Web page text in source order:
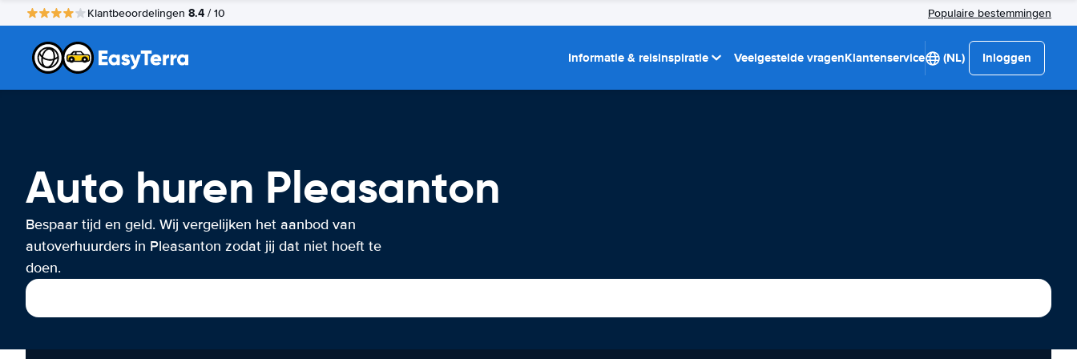
Klantbeoordelingen 8.4 / 10 Populaire bestemmingen
Informatie & reisinspiratie Veelgestelde vragenKlantenservice (NL) Inloggen
Auto huren Pleasanton
Bespaar tijd en geld. Wij vergelijken het aanbod van
autoverhuurders in Pleasanton zodat jij dat niet hoeft te
doen.